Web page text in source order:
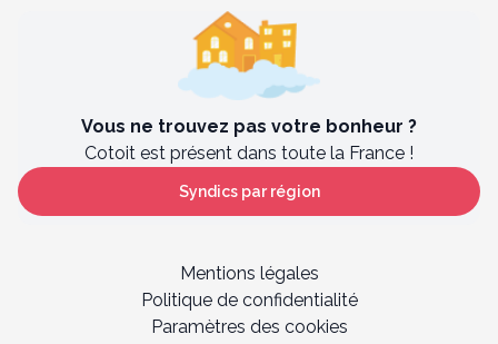
Vous ne trouvez pas votre bonheur ?
Cotoit est présent dans toute la France !
Syndics par région
Mentions légales
Politique de confidentialité
Paramètres des cookies